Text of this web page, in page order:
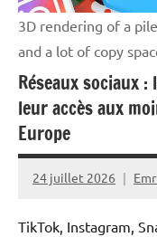
3D rendering of a
and a lot of copy
Réseaux sociaux
leur accès aux
Europe
24 juillet 2026
Aucun
TikTok, Instagram,